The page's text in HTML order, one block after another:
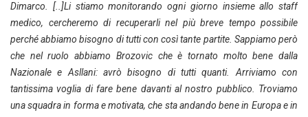
Dimarco. [..]Li stiamo monitorando ogni giorno insieme allo staff
medico, cercheremo di recuperarli nel più breve tempo possibile
perché abbiamo bisogno di tutti con così tante partite. Sappiamo però
che nel ruolo abbiamo Brozovic che è tornato molto bene dalla
Nazionale e Asllani: avrò bisogno di tutti quanti. Arriviamo con
tantissima voglia di fare bene davanti al nostro pubblico. Troviamo
una squadra in forma e motivata, che sta andando bene in Europa e in